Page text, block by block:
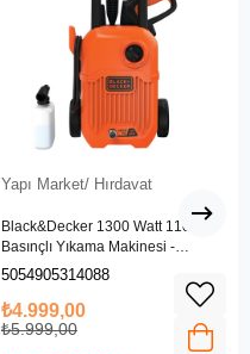
Yapı Market/ Hırdavat
Black&Decker 1300 Watt 110 Bar
Basınçlı Yıkama Makinesi -
(BEPW1300L-QS)
5054905314088
₺4.999,00
₺5.999,00